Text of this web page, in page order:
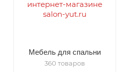
Мебель для спальни
360 товаров